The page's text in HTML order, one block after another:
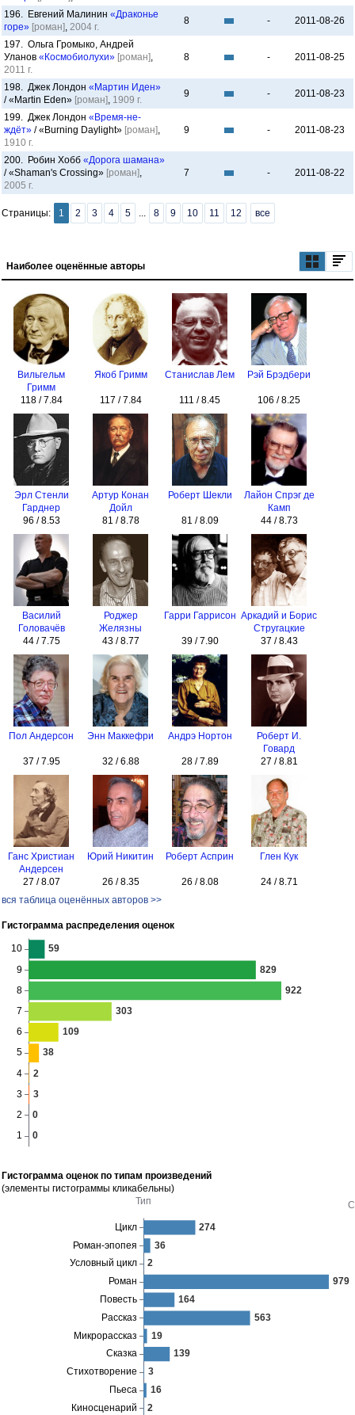
196. Евгений Малинин «Драконье
горе» [роман], 2004 г.
8 - 2011-08-26
197. Ольга Громыко, Андрей
Уланов «Космобиолухи» [роман],
2011 г.
8 - 2011-08-25
198. Джек Лондон «Мартин Иден»
/ «Martin Eden» [роман], 1909 г.
9 - 2011-08-23
199. Джек Лондон «Время-не-
ждёт» / «Burning Daylight» [роман],
1910 г.
9 - 2011-08-23
200. Робин Хобб «Дорога шамана»
/ «Shaman's Crossing» [роман],
2005 г.
7 - 2011-08-22
Страницы: 1 2 3 4 5 ... 8 9 10 11 12 все
Наиболее оценённые авторы
Вильгельм
Гримм
118 / 7.84
Якоб Гримм
117 / 7.84
Станислав Лем
111 / 8.45
Рэй Брэдбери
106 / 8.25
Эрл Стенли
Гарднер
96 / 8.53
Артур Конан
Дойл
81 / 8.78
Роберт Шекли
81 / 8.09
Лайон Спрэг де
Камп
44 / 8.73
Василий
Головачёв
44 / 7.75
Роджер
Желязны
43 / 8.77
Гарри Гаррисон
39 / 7.90
Аркадий и Борис
Стругацкие
37 / 8.43
Пол Андерсон
37 / 7.95
Энн Маккефри
32 / 6.88
Андрэ Нортон
28 / 7.89
Роберт И.
Говард
27 / 8.81
Ганс Христиан
Андерсен
27 / 8.07
Юрий Никитин
26 / 8.35
Роберт Асприн
26 / 8.08
Глен Кук
24 / 8.71
вся таблица оценённых авторов >>
Гистограмма распределения оценок
Гистограмма оценок по типам произведений
(элементы гистограммы кликабельны)